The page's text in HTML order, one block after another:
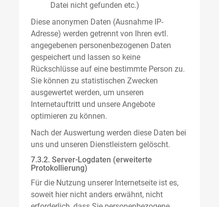
Datei nicht gefunden etc.)
Diese anonymen Daten (Ausnahme IP-
Adresse) werden getrennt von Ihren evtl.
angegebenen personenbezogenen Daten
gespeichert und lassen so keine
Rückschlüsse auf eine bestimmte Person zu.
Sie können zu statistischen Zwecken
ausgewertet werden, um unseren
Internetauftritt und unsere Angebote
optimieren zu können.
Nach der Auswertung werden diese Daten bei
uns und unseren Dienstleistern gelöscht.
7.3.2. Server-Logdaten (erweiterte
Protokollierung)
Für die Nutzung unserer Internetseite ist es,
soweit hier nicht anders erwähnt, nicht